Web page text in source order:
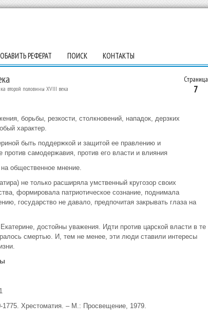
РЕФЕРАТ ПОИСК КОНТАКТЫ
Страница
7
второй половины XVIII века
борьбы, резкости, столкновений, нападок, дерзких
характер.
быть поддержкой и защитой ее правлению и
против самодержавия, против его власти и влияния
общественное мнение.
не только расширяла умственный кругозор своих
формировала патриотическое сознание, поднимала
государство не давало, предпочитая закрывать глаза на
достойны уважения. Идти против царской власти в те
смертью. И, тем не менее, эти люди ставили интересы
Хрестоматия. – М.: Просвещение, 1979.